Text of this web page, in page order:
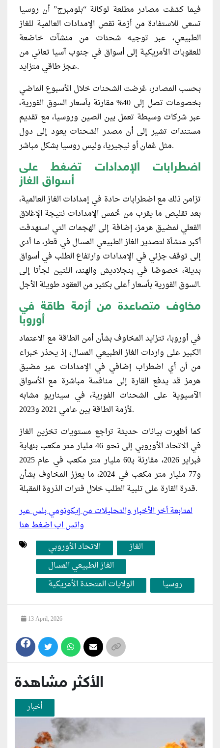
فيما كشفت مصادر مطلعة لوكالة “بلومبرج” أن روسيا
تسعى للاستفادة من أزمة نقص الإمدادات العالمية للغاز
الطبيعي، عبر توجيه شحنات من منشآت خاضعة
للعقوبات الأمريكية إلى أسواق في جنوب آسيا تعاني من
عجز طاقي متزايد.
بحسب المصادر، عُرضت الشحنات خلال الأسبوع الماضي
بخصومات تصل إلى 40% مقارنة بأسعار السوق الفورية،
عبر شركات وسيطة تعمل بين الصين وروسيا، مع تقديم
مستندات تشير إلى أن مصدر الشحنات يعود إلى دول
مثل عُمان أو نيجيريا، وليس روسيا بشكل مباشر.
اضطرابات الإمدادات تضغط على
تزامن ذلك مع اضطرابات حادة في إمدادات الغاز العالمية،
بعد تقليص ما يقرب من خُمس الإمدادات نتيجة الإغلاق
الفعلي لمضيق هرمز، إضافة إلى الهجمات التي استهدفت
أكبر منشأة لتصدير الغاز الطبيعي المسال في قطر، ما أدى
إلى توقف جزئي في الإمدادات وارتفاع الطلب في أسواق
بديلة، خصوصًا في بنجلاديش والهند، اللتين لجأتا إلى
السوق الفورية بأسعار أعلى بكثير من العقود طويلة الأجل.
مخاوف متصاعدة من أزمة طاقة في
أوروبا
في أوروبا، تتزايد المخاوف بشأن أمن الطاقة مع الاعتماد
الكبير على واردات الغاز الطبيعي المسال، إذ يحذر خبراء
من أن أي اضطراب إضافي في الإمدادات عبر مضيق
هرمز قد يدفع القارة إلى منافسة مباشرة مع الأسواق
الآسيوية على الشحنات الفورية، في سيناريو مشابه
لأزمة الطاقة بين عامي 2021 و2023.
كما أظهرت بيانات حديثة تراجع مستويات تخزين الغاز
في الاتحاد الأوروبي إلى نحو 46 مليار متر مكعب بنهاية
فبراير 2026، مقارنة بـ60 مليار متر مكعب في عام 2025
و77 مليار متر مكعب في 2024، ما يعزز المخاوف بشأن
قدرة القارة على تلبية الطلب خلال فترات الذروة المقبلة.
لمتابعة أخر الأخبار والتحليلات من إيكونومي بلس عبر
واتس اب اضغط هنا
الاتحاد الأوروبي
الغاز
الغاز الطبيعي المسال
الولايات المتحدة الأمريكية
روسيا
13 April, 2026
الأكثر مشاهدة
أخبار